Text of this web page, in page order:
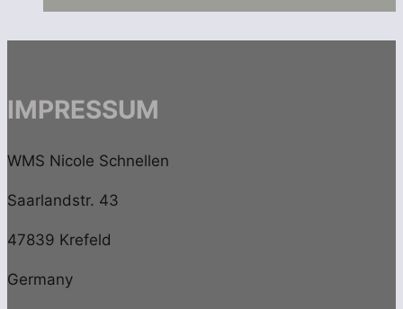
IMPRESSUM
WMS Nicole Schnellen
Saarlandstr. 43
47839 Krefeld
Germany